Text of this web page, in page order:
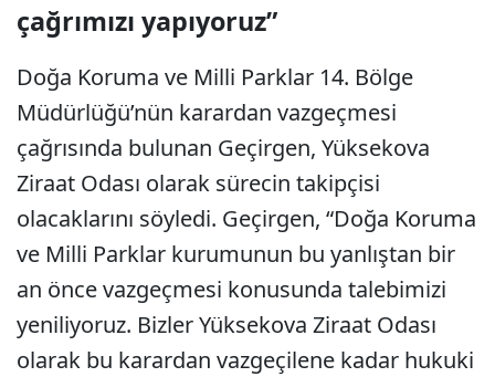
çağrımızı yapıyoruz”
Doğa Koruma ve Milli Parklar 14. Bölge
Müdürlüğü’nün karardan vazgeçmesi
çağrısında bulunan Geçirgen, Yüksekova
Ziraat Odası olarak sürecin takipçisi
olacaklarını söyledi. Geçirgen, “Doğa Koruma
ve Milli Parklar kurumunun bu yanlıştan bir
an önce vazgeçmesi konusunda talebimizi
yeniliyoruz. Bizler Yüksekova Ziraat Odası
olarak bu karardan vazgeçilene kadar hukuki